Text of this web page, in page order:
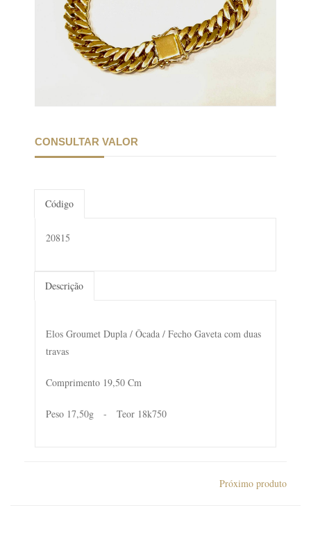
CONSULTAR VALOR
Código
20815
Descrição
Elos Groumet Dupla / Ôcada / Fecho Gaveta com duas
travas
Comprimento 19,50 Cm
Peso 17,50g - Teor 18k750
Próximo produto